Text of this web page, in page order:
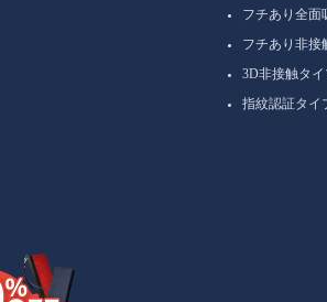
フチあり全面
フチあり非接
3D非接触タ
指紋認証タイ